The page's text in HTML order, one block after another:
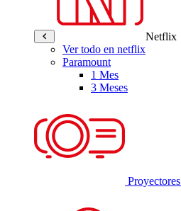
Netflix
Ver todo en netflix
Paramount
1 Mes
3 Meses
Proyectores